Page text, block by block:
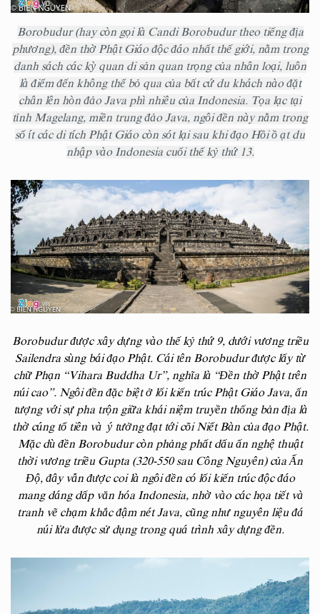
Borobudur (hay còn gọi là Candi Borobudur theo tiếng địa
phương), đền thờ Phật Giáo độc đáo nhất thế giới, nằm trong
danh sách các kỳ quan di sản quan trọng của nhân loại, luôn
là điểm đến không thể bỏ qua của bất cứ du khách nào đặt
chân lên hòn đảo Java phì nhiêu của Indonesia. Tọa lạc tại
tỉnh Magelang, miền trung đảo Java, ngôi đền này nằm trong
số ít các di tích Phật Giáo còn sót lại sau khi đạo Hồi ồ ạt du
nhập vào Indonesia cuối thế kỷ thứ 13.
Borobudur được xây dựng vào thế kỷ thứ 9, dưới vương triều
Sailendra sùng bái đạo Phật. Cái tên Borobudur được lấy từ
chữ Phạn “Vihara Buddha Ur”, nghĩa là “Đền thờ Phật trên
núi cao”. Ngôi đền đặc biệt ở lối kiến trúc Phật Giáo Java, ấn
tượng với sự pha trộn giữa khái niệm truyền thống bản địa là
thờ cúng tổ tiên và ý tưởng đạt tới cõi Niết Bàn của đạo Phật.
Mặc dù đền Borobudur còn phảng phất dấu ấn nghệ thuật
thời vương triều Gupta (320-550 sau Công Nguyên) của Ấn
Độ, đây vẫn được coi là ngôi đền có lối kiến trúc độc đáo
mang dáng dấp văn hóa Indonesia, nhờ vào các họa tiết và
tranh vẽ chạm khắc đậm nét Java, cũng như nguyên liệu đá
núi lửa được sử dụng trong quá trình xây dựng đền.